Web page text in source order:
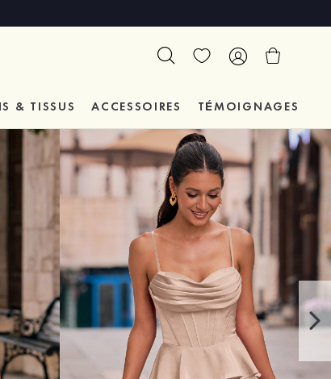
& TISSUS ACCESSOIRES TÉMOIGNAGES